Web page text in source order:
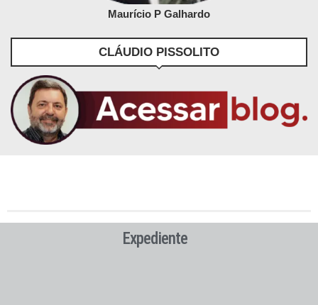
Maurício P Galhardo
CLÁUDIO PISSOLITO
Expediente